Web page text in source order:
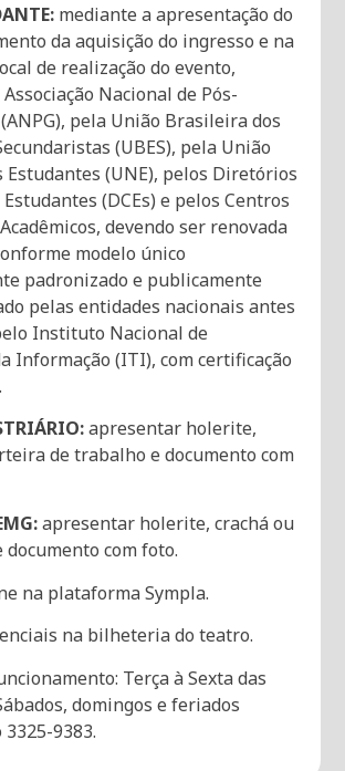
mediante a apresentação do
da aquisição do ingresso e na
de realização do evento,
Nacional de Pós-
pela União Brasileira dos
(UBES), pela União
Estudantes (UNE), pelos Diretórios
(DCEs) e pelos Centros
devendo ser renovada
modelo único
padronizado e publicamente
pelas entidades nacionais antes
Instituto Nacional de
Informação (ITI), com certificação
apresentar holerite,
de trabalho e documento com
apresentar holerite, crachá ou
com foto.
na plataforma Sympla.
na bilheteria do teatro.
Terça à Sexta das
domingos e feriados
9383.